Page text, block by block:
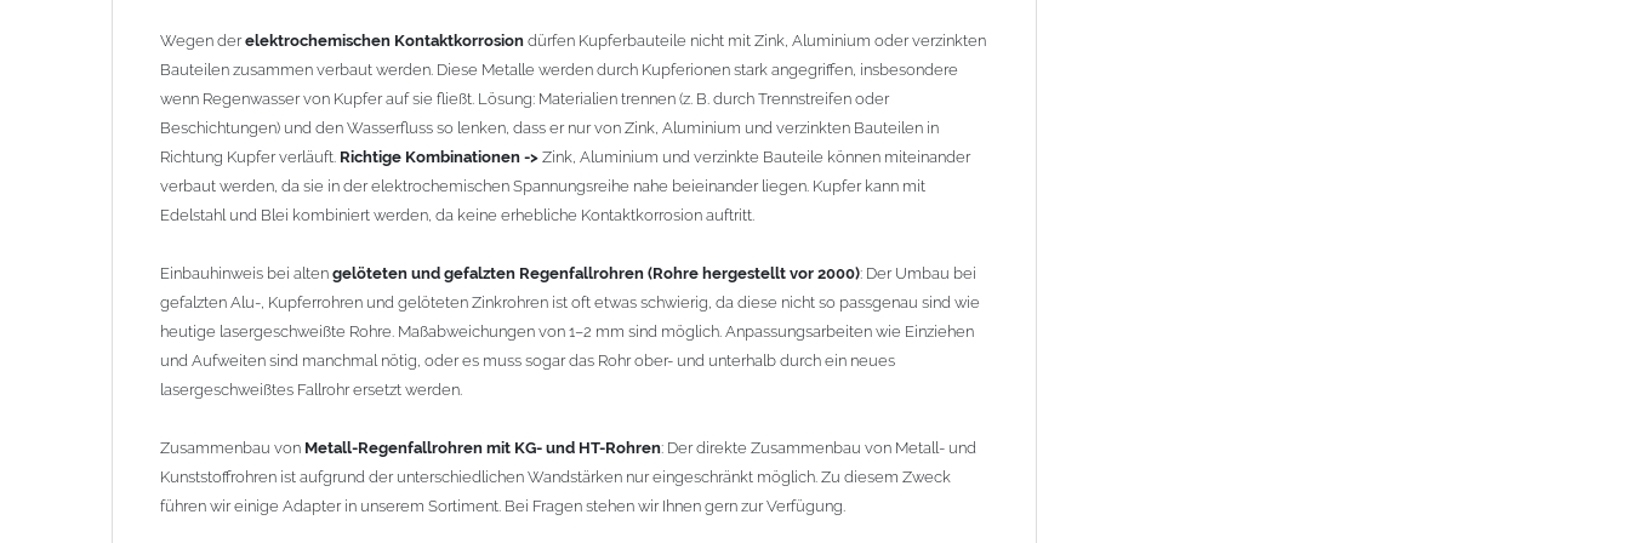
führen wir einige Adapter in unserem Sortiment. Bei Fragen stehen wir Ihnen gern zur Verfügung.
Wegen derelektrochemischen Kontaktkorrosion dürfen Kupferbauteile nicht mit Zink, Aluminium oder verzinkten
Bauteilen zusammen verbaut werden. Diese Metalle werden durch Kupferionen stark angegriffen, insbesondere
wenn Regenwasser von Kupfer auf sie fließt. Lösung: Materialien trennen (z. B. durch Trennstreifen oder
Beschichtungen) und den Wasserfluss so lenken, dass er nur von Zink, Aluminium und verzinkten Bauteilen in
Richtung Kupfer verläuft. Richtige Kombinationen -> Zink, Aluminium und verzinkte Bauteile können miteinander
verbaut werden, da sie in der elektrochemischen Spannungsreihe nahe beieinander liegen. Kupfer kann mit
Edelstahl und Blei kombiniert werden, da keine erhebliche Kontaktkorrosion auftritt.
Einbauhinweis bei alten gelöteten und gefalzten Regenfallrohren (Rohre hergestellt vor 2000): Der Umbau bei
gefalzten Alu-, Kupferrohren und gelöteten Zinkrohren ist oft etwas schwierig, da diese nicht so passgenau sind wie
heutige lasergeschweißte Rohre. Maßabweichungen von 1–2 mm sind möglich. Anpassungsarbeiten wie Einziehen
und Aufweiten sind manchmal nötig, oder es muss sogar das Rohr ober- und unterhalb durch ein neues
lasergeschweißtes Fallrohr ersetzt werden.
Zusammenbau von Metall-Regenfallrohren mit KG- und HT-Rohren: Der direkte Zusammenbau von Metall- und
Kunststoffrohren ist aufgrund der unterschiedlichen Wandstärken nur eingeschränkt möglich. Zu diesem Zweck
führen wir einige Adapter in unserem Sortiment. Bei Fragen stehen wir Ihnen gern zur Verfügung.